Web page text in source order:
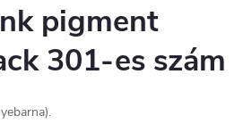
pigment
301-es szám